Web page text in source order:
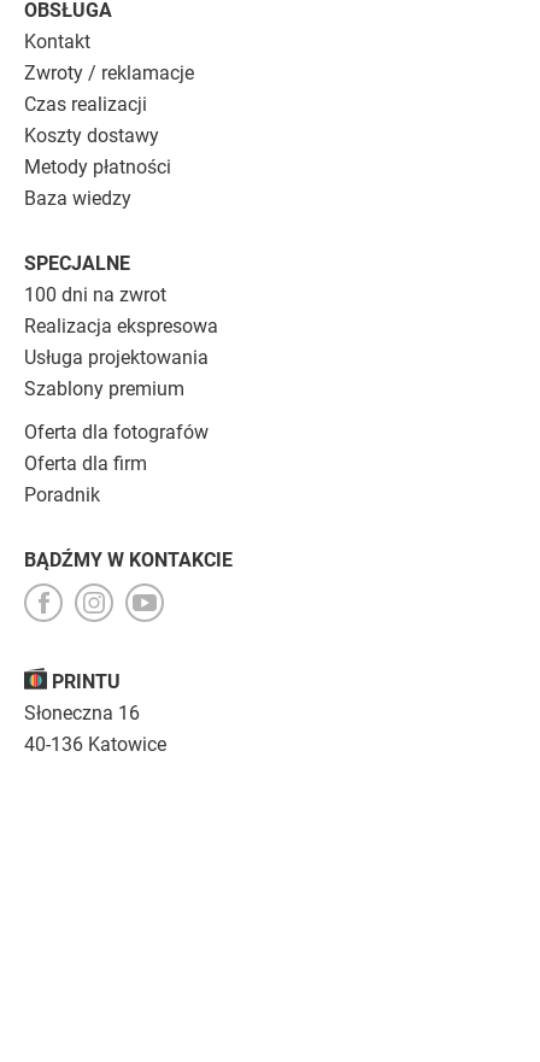
PRINTU
Słoneczna 16
40-136 Katowice
OBSŁUGA
Kontakt
Zwroty / reklamacje
Czas realizacji
Koszty dostawy
Metody płatności
Baza wiedzy
SPECJALNE
100 dni na zwrot
Realizacja ekspresowa
Usługa projektowania
Szablony premium
Oferta dla fotografów
Oferta dla firm
Poradnik
BĄDŹMY W KONTAKCIE